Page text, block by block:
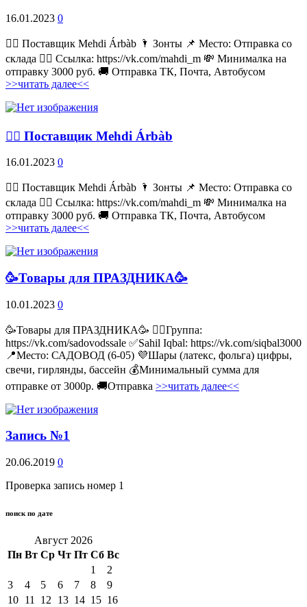
16.01.2023 0
💁‍♂ Поставщик Mehdi Árbàb 🌂 Зонты 📌 Место: Отправка со
склада 👉🏻 Ссылка: https://vk.com/mahdi_m 💸 Минималка на
отправку 3000 руб. 🚚 Отправка ТК, Почта, Автобусом
>>читать далее<<
💁‍♂ Поставщик Mehdi Árbàb
16.01.2023 0
💁‍♂ Поставщик Mehdi Árbàb 🌂 Зонты 📌 Место: Отправка со
склада 👉🏻 Ссылка: https://vk.com/mahdi_m 💸 Минималка на
отправку 3000 руб. 🚚 Отправка ТК, Почта, Автобусом
>>читать далее<<
🥳Товары для ПРАЗДНИКА🥳
10.01.2023 0
🥳Товары для ПРАЗДНИКА🥳 👉🏻Группа:
https://vk.com/sadovodssale ✅Sahil Iqbal: https://vk.com/siqbal3000
📍Место: САДОВОД (6-05) 💜Шары (латекс, фольга) цифры,
свечи, гирлянды, бассейн 💰Минимальный сумма для
отправке от 3000р. 🚚Отправка >>читать далее<<
Запись №1
20.06.2019 0
Проверка запись номер 1
поиск по дате
Август 2026
Пн Вт Ср Чт Пт Сб Вс
1
2
3
4 5 6 7 8
9
10 11 12 13 14 15 16